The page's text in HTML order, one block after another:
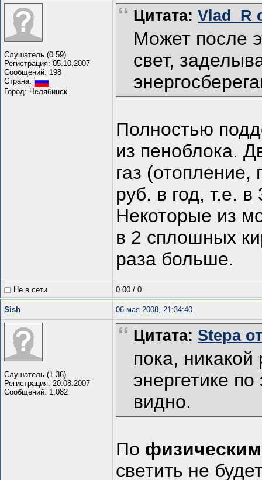
Слушатель (0.59)
Регистрация: 05.10.2007
Сообщений: 198
Страна:
Город: Челябинск
Цитата: Vlad_R
Может после
свет,
Полностью
из пеноблока.
газ
руб. в год, т.е.
Некоторые из
в 2 сплошных
раза больше.
Не в сети 0.00 / 0
Sish 06 мая 2008, 21:34:40
Слушатель (1.36)
Регистрация: 20.08.2007
Сообщений: 1,082
Цитата: Stepa
пока,
энергетике
видно.
По физическим
светить не